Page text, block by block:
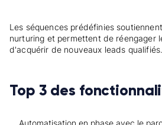
Les séquences prédéfinies
nurturing et permettent de réengager
d'acquérir de nouveaux leads qualifiés.
Top 3 des